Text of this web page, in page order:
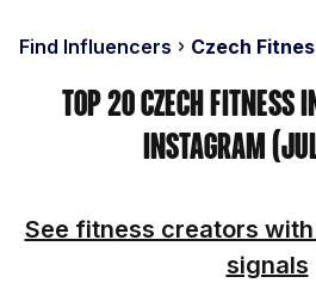
Find Influencers Czech
Top 20 Czech Fitness
Instagram
See fitness creators
signals